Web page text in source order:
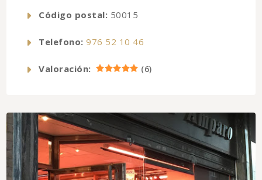
Código postal: 50015
Telefono: 976 52 10 46
Valoración: (6)